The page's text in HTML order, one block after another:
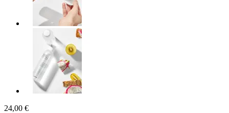
24,00 €